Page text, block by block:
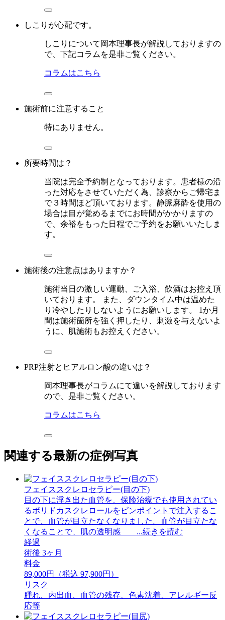
しこりが心配です。
しこりについて岡本理事長が解説しておりますの
で、下記コラムを是非ご覧ください。
コラムはこちら
施術前に注意すること
特にありません。
所要時間は？
当院は完全予約制となっております。患者様の沿
った対応をさせていただく為、診察からご帰宅ま
で３時間ほど頂いております。静脈麻酔を使用の
場合は目が覚めるまでにお時間がかかりますの
で、余裕をもった日程でご予約をお願いいたしま
す。
施術後の注意点はありますか？
施術当日の激しい運動、ご入浴、飲酒はお控え頂
いております。 また、ダウンタイム中は温めた
り冷やしたりしないようにお願いします。 1か月
間は施術箇所を強く押したり、刺激を与えないよ
うに、肌施術もお控えください。
PRP注射とヒアルロン酸の違いは？
岡本理事長がコラムにて違いを解説しております
ので、是非ご覧ください。
コラムはこちら
関連する最新の症例写真
フェイススクレロセラピー(目の下)
目の下に浮き出た血管を、保険治療でも使用されてい
るポリドカスクレロールをピンポイントで注入するこ
とで、血管が目立たなくなりました。血管が目立たな
くなることで、肌の透明感 ...続きを読む
経過
術後 3ヶ月
料金
89,000円（税込 97,900円）
リスク
腫れ、内出血、血管の残存、色素沈着、アレルギー反
応等